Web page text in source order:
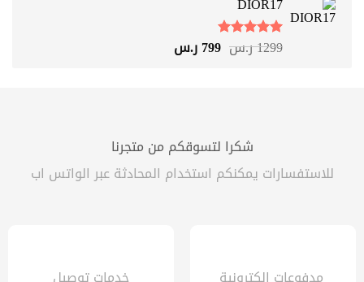
تم التقييم
من 5 1299ر.س السعر
799ر.سالسعر
شكرا لتسوقكم من متجرنا
للاستفسارات يمكنكم استخدام المحادثة عبر الواتس اب